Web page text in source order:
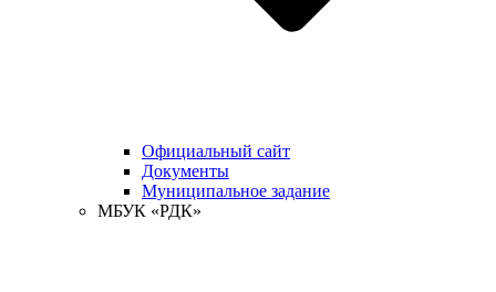
Официальный сайт
Документы
Муниципальное задание
МБУК «РДК»